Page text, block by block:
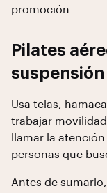
promoción.
Pilates
suspensión
Usa telas,
trabajar
llamar la
personas que
Antes de